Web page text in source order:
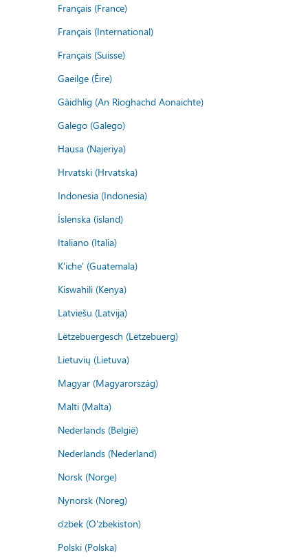
Français (France)
Français (International)
Français (Suisse)
Gaeilge (Éire)
Gàidhlig (An Rìoghachd Aonaichte)
Galego (Galego)
Hausa (Najeriya)
Hrvatski (Hrvatska)
Indonesia (Indonesia)
Íslenska (ísland)
Italiano (Italia)
K'iche' (Guatemala)
Kiswahili (Kenya)
Latviešu (Latvija)
Lëtzebuergesch (Lëtzebuerg)
Lietuvių (Lietuva)
Magyar (Magyarország)
Malti (Malta)
Nederlands (België)
Nederlands (Nederland)
Norsk (Norge)
Nynorsk (Noreg)
o'zbek (O'zbekiston)
Polski (Polska)